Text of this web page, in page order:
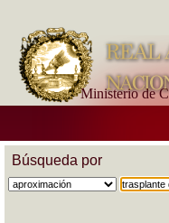
Ministerio de
Búsqueda por